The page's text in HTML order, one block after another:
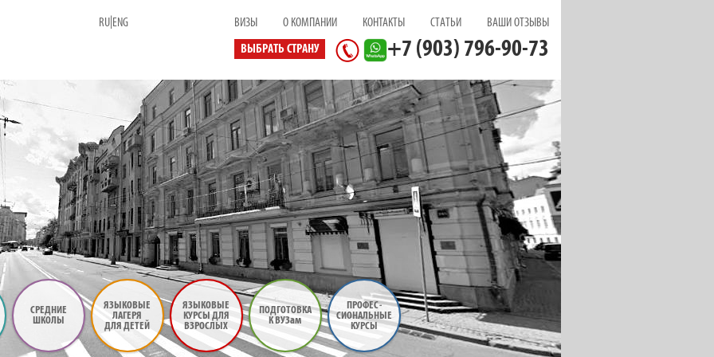
RU ENG ВАШИ ОТЗЫВЫ
СТАТЬИ
КОНТАКТЫ
О КОМПАНИИ
ВИЗЫ
+7 (903) 796-90-73
ВЫБРАТЬ СТРАНУ
СРЕДНИЕ
ШКОЛЫ
ЯЗЫКОВЫЕ
ЛАГЕРЯ
ДЛЯ ДЕТЕЙ
ЯЗЫКОВЫЕ
КУРСЫ ДЛЯ
ВЗРОСЛЫХ
ПОДГОТОВКА
К ВУЗам
ПРОФЕС-
СИОНАЛЬНЫЕ
КУРСЫ